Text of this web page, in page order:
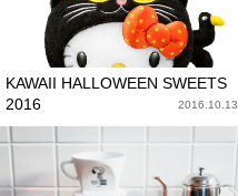
KAWAII HALLOWEEN SWEETS
2016
2016.10.13